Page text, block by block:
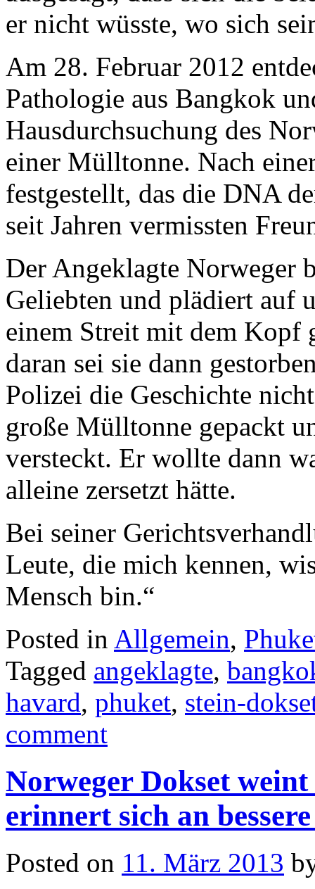
er nicht wüsste, wo sich
Am 28. Februar 2012
Pathologie aus Bangkok
Hausdurchsuchung des
einer Mülltonne. Nach
festgestellt, das die DNA
seit Jahren vermissten
Der Angeklagte Norweger
Geliebten und plädiert auf
einem Streit mit dem Kopf
daran sei sie dann
Polizei die Geschichte
große Mülltonne gepackt
versteckt. Er wollte dann
alleine zersetzt hätte.
Bei seiner
Leute, die mich kennen,
Mensch bin.“
Posted in Allgemein,
Tagged angeklagte,
havard, phuket, stein-
comment
Norweger Dokset
erinnert sich an
Posted on 11. März 2013